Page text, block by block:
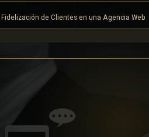
de Clientes en una Agencia Web